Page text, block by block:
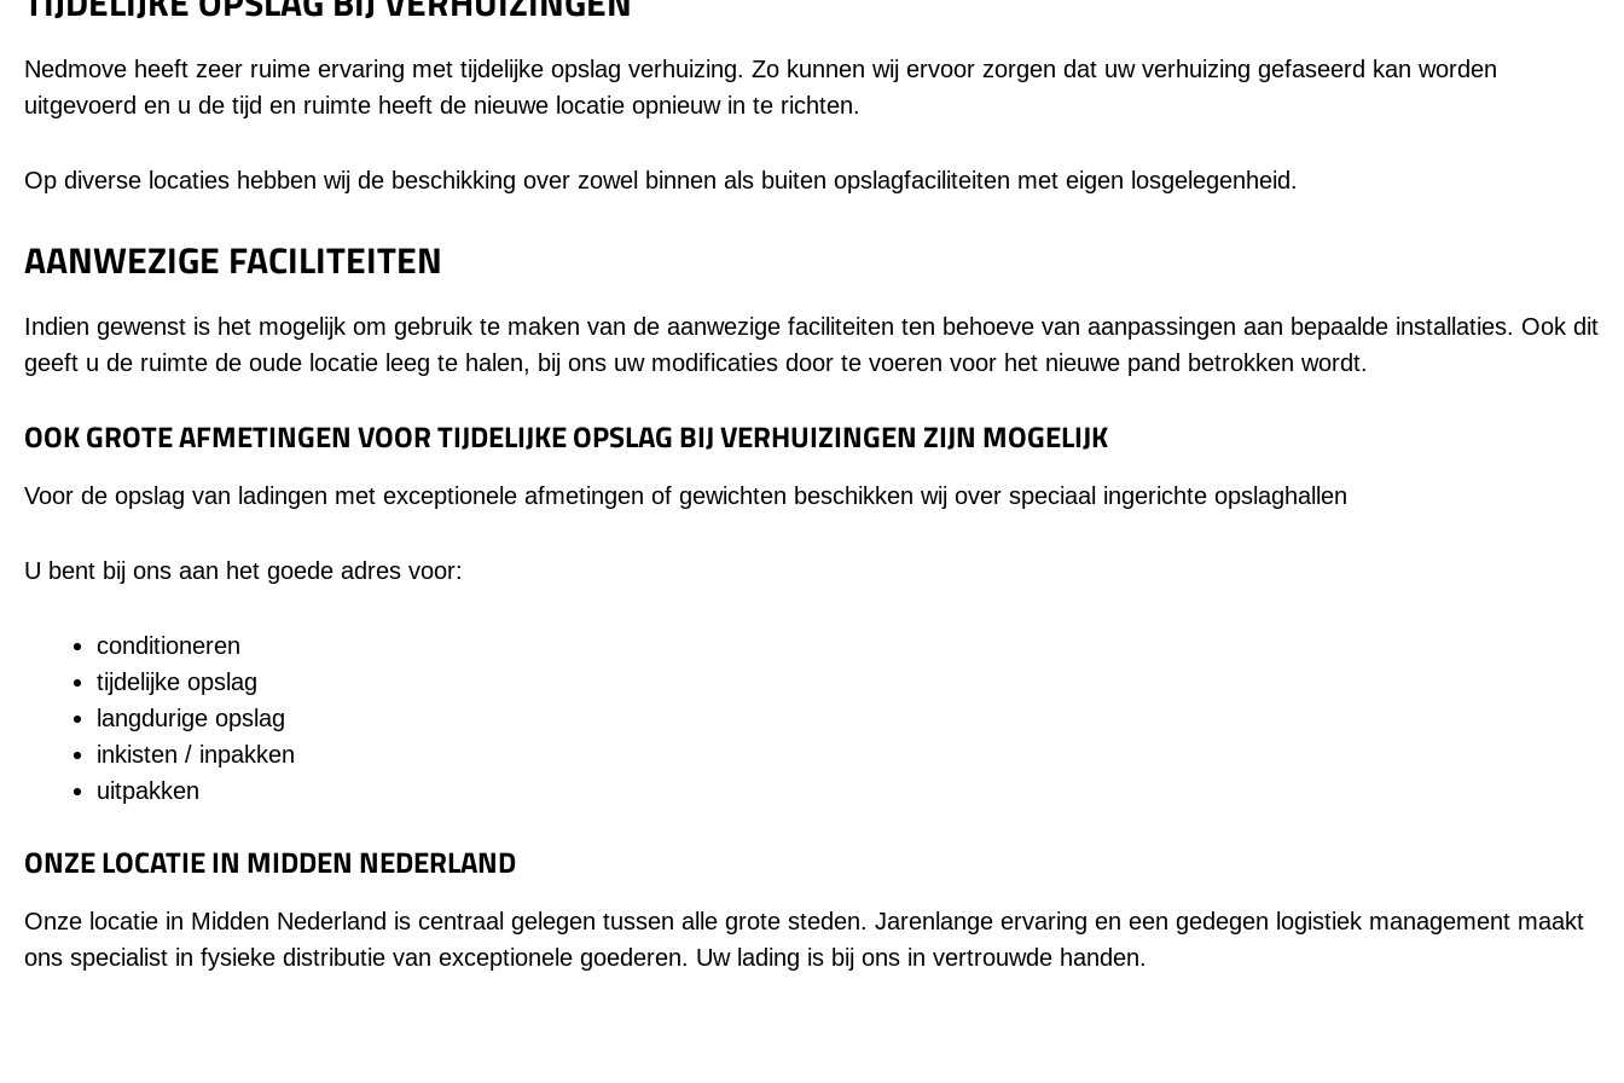
Nedmove heeft zeer ruime ervaring met tijdelijke opslag verhuizing. Zo kunnen wij ervoor zorgen dat uw verhuizing gefaseerd kan worden
uitgevoerd en u de tijd en ruimte heeft de nieuwe locatie opnieuw in te richten.
Op diverse locaties hebben wij de beschikking over zowel binnen als buiten opslagfaciliteiten met eigen losgelegenheid.
AANWEZIGE FACILITEITEN
Indien gewenst is het mogelijk om gebruik te maken van de aanwezige faciliteiten ten behoeve van aanpassingen aan bepaalde installaties. Ook dit
geeft u de ruimte de oude locatie leeg te halen, bij ons uw modificaties door te voeren voor het nieuwe pand betrokken wordt.
OOK GROTE AFMETINGEN VOOR TIJDELIJKE OPSLAG BIJ VERHUIZINGEN ZIJN MOGELIJK
Voor de opslag van ladingen met exceptionele afmetingen of gewichten beschikken wij over speciaal ingerichte opslaghallen
U bent bij ons aan het goede adres voor:
conditioneren
tijdelijke opslag
langdurige opslag
inkisten / inpakken
uitpakken
ONZE LOCATIE IN MIDDEN NEDERLAND
Onze locatie in Midden Nederland is centraal gelegen tussen alle grote steden. Jarenlange ervaring en een gedegen logistiek management maakt
ons specialist in fysieke distributie van exceptionele goederen. Uw lading is bij ons in vertrouwde handen.